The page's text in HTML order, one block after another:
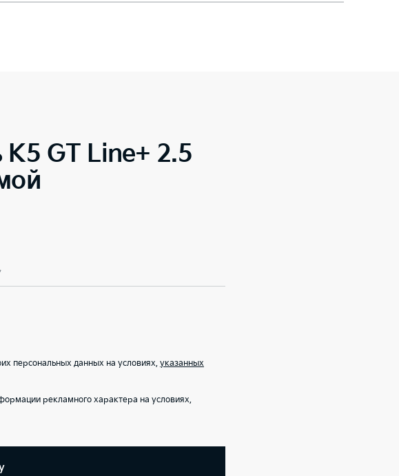
K5 GT Line+ 2.5
персональных данных на условиях, указанных
рекламного характера на условиях,